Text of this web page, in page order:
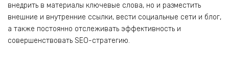
внедрить в материалы ключевые слова, но и разместить
внешние и внутренние ссылки, вести социальные сети и блог,
а также постоянно отслеживать эффективность и
совершенствовать SEO-стратегию.